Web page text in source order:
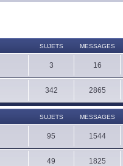
SUJETS MESSAGES
3 16
342 2865
SUJETS MESSAGES
95 1544
49 1825